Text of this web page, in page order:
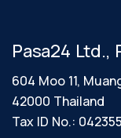
Pasa24 Ltd.,
604 Moo 11,
42000 Thailand
Tax ID No.: